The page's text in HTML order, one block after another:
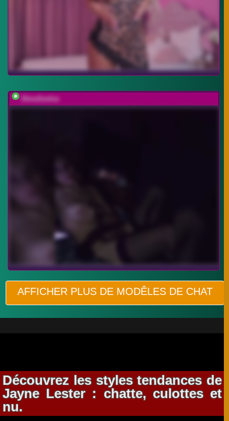
DimaSexIva
AFFICHER PLUS DE MODÊLES DE CHAT
Découvrez les styles tendances de
Jayne Lester : chatte, culottes et
nu.